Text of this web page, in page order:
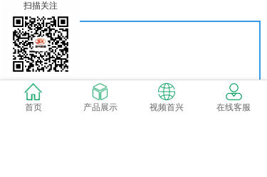
发表评论
首页 产品展示 视频首兴 在线客服
扫描关注